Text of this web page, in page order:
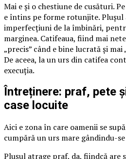
Mai e și o chestiune de cusături.
e întins pe forme rotunjite. Plușul
imperfecțiuni de la îmbinări,
marginea. Catifeaua, fiind mai
„precis” când e bine lucrată și mai
De aceea, la un urs din catifea
execuția.
Întreținere: praf, pete
case locuite
Aici e zona în care oamenii se
cumpără un urs mare gândindu-
Plușul atrage praf, da, fiindcă are